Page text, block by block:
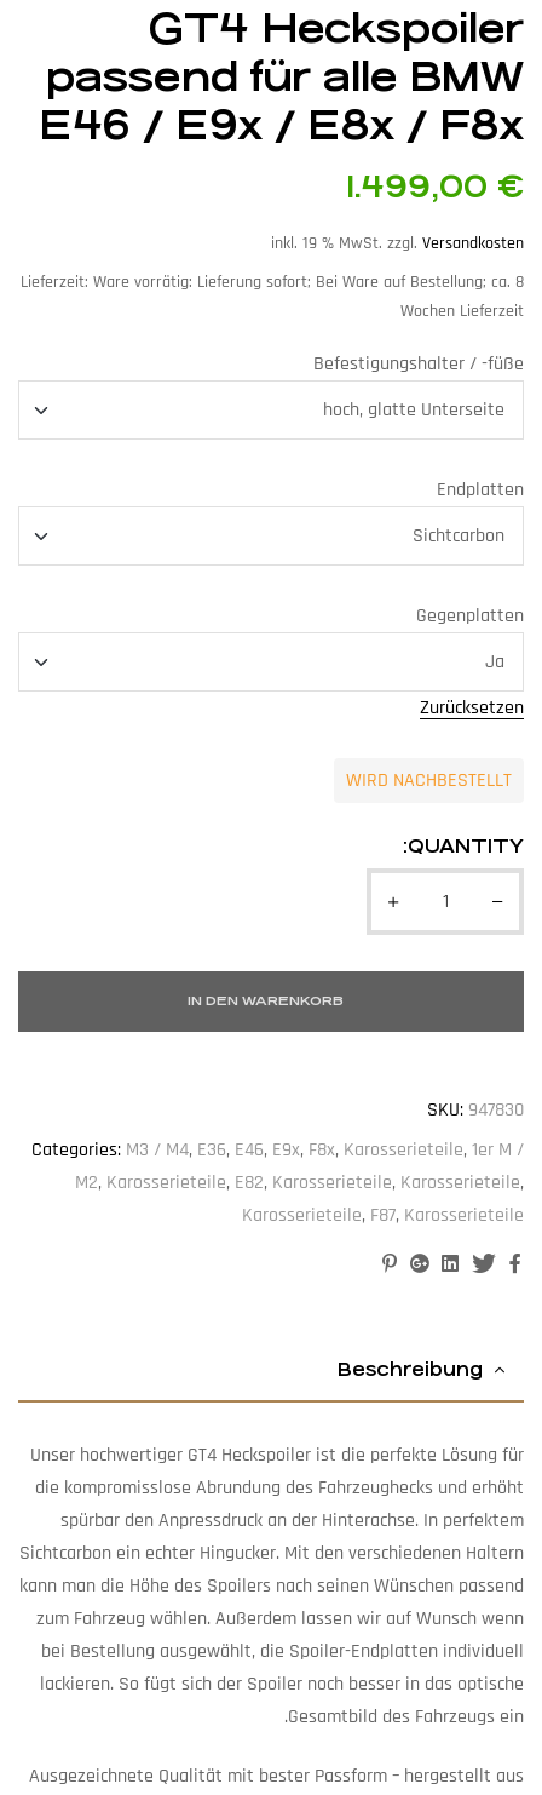
GT4 Heckspoiler
passend für alle BMW
E46 / E9x / E8x / F8x
1.499,00 €
inkl. 19 % MwSt. zzgl. Versandkosten
Lieferzeit: Ware vorrätig: Lieferung sofort; Bei Ware auf Bestellung; ca. 8
Wochen Lieferzeit
Befestigungshalter / -füße
Endplatten
Gegenplatten
Zurücksetzen
WIRD NACHBESTELLT
QUANTITY:
IN DEN WARENKORB
SKU: 947830
Categories: M3 / M4, E36, E46, E9x, F8x, Karosserieteile, 1er M /
M2, Karosserieteile, E82, Karosserieteile, Karosserieteile,
Karosserieteile, F87, Karosserieteile
Facebook
Twitter
Linkedin
Google+
Beschreibung
Unser hochwertiger GT4 Heckspoiler ist die perfekte Lösung für
die kompromisslose Abrundung des Fahrzeughecks und erhöht
spürbar den Anpressdruck an der Hinterachse. In perfektem
Sichtcarbon ein echter Hingucker. Mit den verschiedenen Haltern
kann man die Höhe des Spoilers nach seinen Wünschen passend
zum Fahrzeug wählen. Außerdem lassen wir auf Wunsch wenn
bei Bestellung ausgewählt, die Spoiler-Endplatten individuell
lackieren. So fügt sich der Spoiler noch besser in das optische
Gesamtbild des Fahrzeugs ein.
Ausgezeichnete Qualität mit bester Passform – hergestellt aus